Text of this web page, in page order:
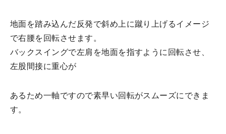
地面を踏み込んだ反発で斜め上に蹴り上げるイメージ
で右腰を回転させます。
バックスイングで左肩を地面を指すように回転させ、
左股間接に重心が
あるため一軸ですので素早い回転がスムーズにできま
す。